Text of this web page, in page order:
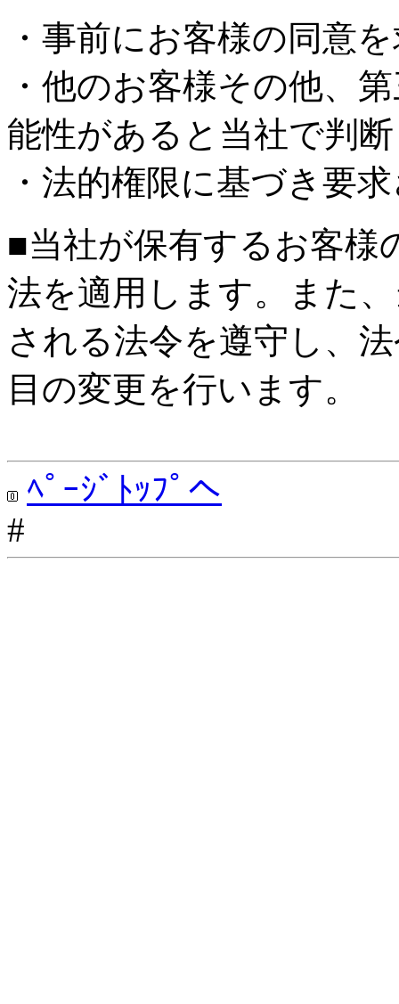
・事前にお客様の同意
・他のお客様その他、
能性があると当社で判
・法的権限に基づき要
■当社が保有するお客様
法を適用します。また
される法令を遵守し、
目の変更を行います。
ﾍﾟｰｼﾞﾄｯﾌﾟへ
#